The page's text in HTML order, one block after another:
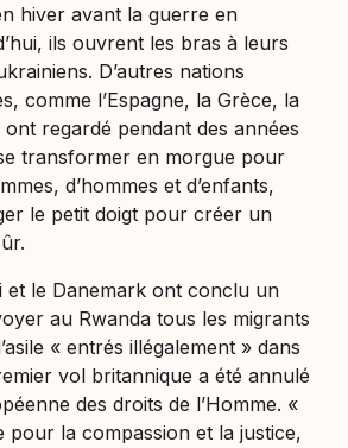
hiver avant la guerre en
ils ouvrent les bras à leurs
D’autres nations
comme l’Espagne, la Grèce, la
ont regardé pendant des années
transformer en morgue pour
d’hommes et d’enfants,
le petit doigt pour créer un
et le Danemark ont conclu un
au Rwanda tous les migrants
« entrés illégalement » dans
vol britannique a été annulé
des droits de l’Homme. «
pour la compassion et la justice,